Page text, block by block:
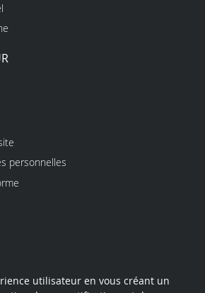
personnelles
utilisateur en vous créant un